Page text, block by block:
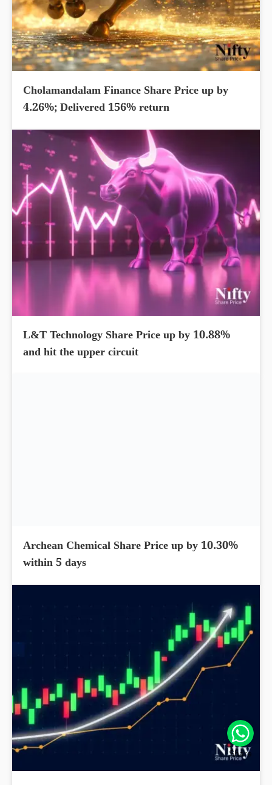
Cholamandalam Finance Share Price up by
4.26%; Delivered 156% return
L&T Technology Share Price up by 10.88%
and hit the upper circuit
Archean Chemical Share Price up by 10.30%
Share